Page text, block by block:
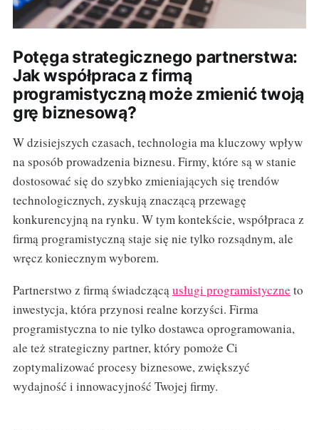
Potęga strategicznego partnerstwa:
Jak współpraca z firmą
programistyczną może zmienić twoją
grę biznesową?
W dzisiejszych czasach, technologia ma kluczowy wpływ
na sposób prowadzenia biznesu. Firmy, które są w stanie
dostosować się do szybko zmieniających się trendów
technologicznych, zyskują znaczącą przewagę
konkurencyjną na rynku. W tym kontekście, współpraca z
firmą programistyczną staje się nie tylko rozsądnym, ale
wręcz koniecznym wyborem.
Partnerstwo z firmą świadczącąusługi programistyczne to
inwestycja, która przynosi realne korzyści. Firma
programistyczna to nie tylko dostawca oprogramowania,
ale też strategiczny partner, który pomoże Ci
zoptymalizować procesy biznesowe, zwiększyć
wydajność i innowacyjność Twojej firmy.